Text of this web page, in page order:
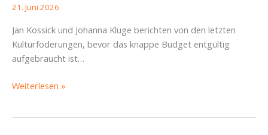
21. Juni 2026
Jan Kossick und Johanna Kluge berichten von den letzten
Kulturföderungen, bevor das knappe Budget entgültig
aufgebraucht ist…
SBR
Weiterlesen »